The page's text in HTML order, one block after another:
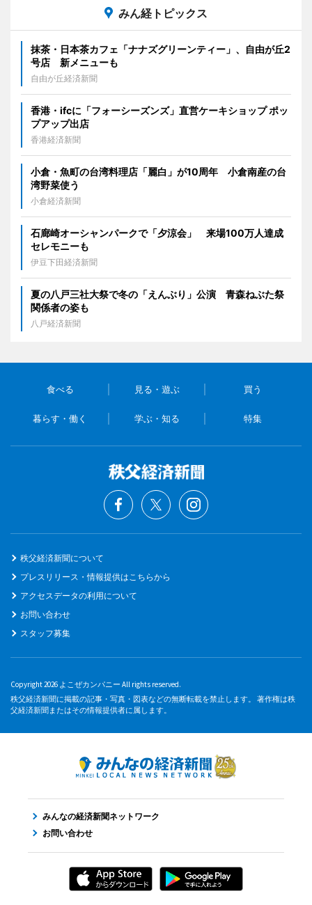
みん経トピックス
抹茶・日本茶カフェ「ナナズグリーンティー」、自由が丘2
号店 新メニューも
自由が丘経済新聞
香港・ifcに「フォーシーズンズ」直営ケーキショップ ポッ
プアップ出店
香港経済新聞
小倉・魚町の台湾料理店「麗白」が10周年 小倉南産の台
湾野菜使う
小倉経済新聞
石廊崎オーシャンパークで「夕涼会」 来場100万人達成
セレモニーも
伊豆下田経済新聞
夏の八戸三社大祭で冬の「えんぶり」公演 青森ねぶた祭
関係者の姿も
八戸経済新聞
食べる 見る・遊ぶ 買う
暮らす・働く 学ぶ・知る 特集
秩父経済新聞について
プレスリリース・情報提供はこちらから
アクセスデータの利用について
お問い合わせ
スタッフ募集
Copyright 2026 よこぜカンパニー All rights reserved.
秩父経済新聞に掲載の記事・写真・図表などの無断転載を禁止します。 著作権は秩
父経済新聞またはその情報提供者に属します。
みんなの経済新聞ネットワーク
お問い合わせ